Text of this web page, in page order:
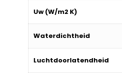
Uw (W/m2 K)
Waterdichtheid
Luchtdoorlatendheid